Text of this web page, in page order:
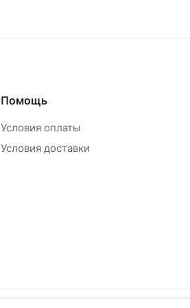
Помощь
Условия оплаты
Условия доставки